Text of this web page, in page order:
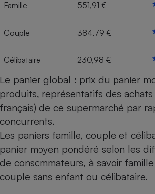
Famille 551,91 €
Couple 384,79 €
Célibataire 230,98 €
Le panier global : prix du panier
produits, représentatifs des achats
français) de ce supermarché par
concurrents.
Les paniers famille, couple et
panier moyen pondéré selon les
de consommateurs, à savoir
couple sans enfant ou célibataire.